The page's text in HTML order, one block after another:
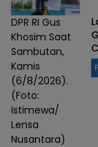
DPR RI Gus
Khosim Saat
Sambutan,
Kamis
(6/8/2026).
(Foto:
Istimewa/
Lensa
Nusantara)